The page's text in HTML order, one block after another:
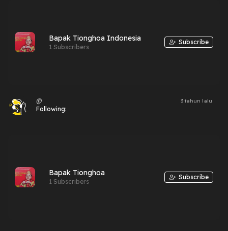
Bapak Tionghoa Indonesia
1 Subscribers
Subscribe
@ 3 tahun lalu
Following:
Bapak Tionghoa
1 Subscribers
Subscribe